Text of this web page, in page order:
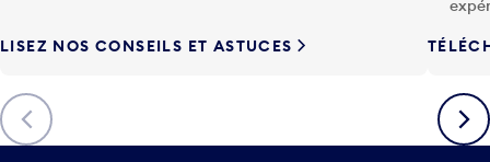
Précédent
LISEZ NOS CONSEILS ET ASTUCES